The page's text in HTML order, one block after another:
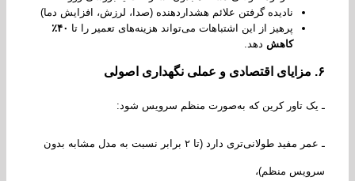
نادیده گرفتن علائم هشداردهنده (صدا، لرزش، افزایش دما)
پرهیز از این اشتباهات می‌تواند هزینه‌های تعمیر را تا۴۰٪
دهد.
مزایای اقتصادی و عملی نگهداری اصولی
تاور کرین که به‌صورت منظم سرویس شود:
ـ عمر مفید طولانی‌تری دارد (تا ۲ برابر نسبت به مدل مشابه بدون
منظم)،